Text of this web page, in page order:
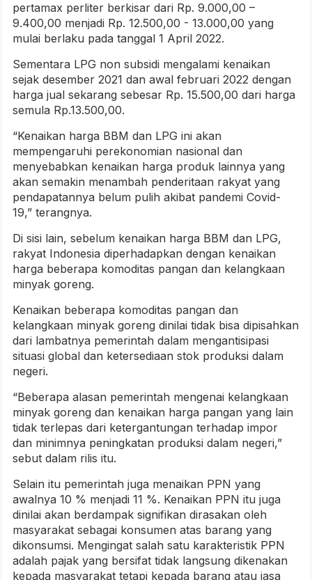
pertamax perliter berkisar dari Rp. 9.000,00 –
9.400,00 menjadi Rp. 12.500,00 - 13.000,00 yang
mulai berlaku pada tanggal 1 April 2022.
Sementara LPG non subsidi mengalami kenaikan
sejak desember 2021 dan awal februari 2022 dengan
harga jual sekarang sebesar Rp. 15.500,00 dari harga
semula Rp.13.500,00.
“Kenaikan harga BBM dan LPG ini akan
mempengaruhi perekonomian nasional dan
menyebabkan kenaikan harga produk lainnya yang
akan semakin menambah penderitaan rakyat yang
pendapatannya belum pulih akibat pandemi Covid-
19,” terangnya.
Di sisi lain, sebelum kenaikan harga BBM dan LPG,
rakyat Indonesia diperhadapkan dengan kenaikan
harga beberapa komoditas pangan dan kelangkaan
minyak goreng.
Kenaikan beberapa komoditas pangan dan
kelangkaan minyak goreng dinilai tidak bisa dipisahkan
dari lambatnya pemerintah dalam mengantisipasi
situasi global dan ketersediaan stok produksi dalam
negeri.
“Beberapa alasan pemerintah mengenai kelangkaan
minyak goreng dan kenaikan harga pangan yang lain
tidak terlepas dari ketergantungan terhadap impor
dan minimnya peningkatan produksi dalam negeri,”
sebut dalam rilis itu.
Selain itu pemerintah juga menaikan PPN yang
awalnya 10 % menjadi 11 %. Kenaikan PPN itu juga
dinilai akan berdampak signifikan dirasakan oleh
masyarakat sebagai konsumen atas barang yang
dikonsumsi. Mengingat salah satu karakteristik PPN
adalah pajak yang bersifat tidak langsung dikenakan
kepada masyarakat tetapi kepada barang atau jasa